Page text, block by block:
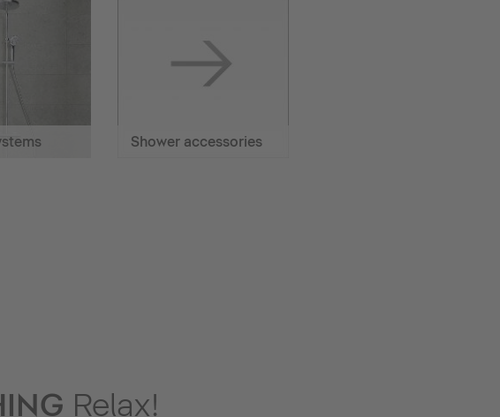
Shower accessories
Relax!